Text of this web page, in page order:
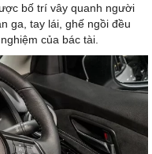
bố trí vây quanh người
ga, tay lái, ghế ngồi đều
của bác tài.